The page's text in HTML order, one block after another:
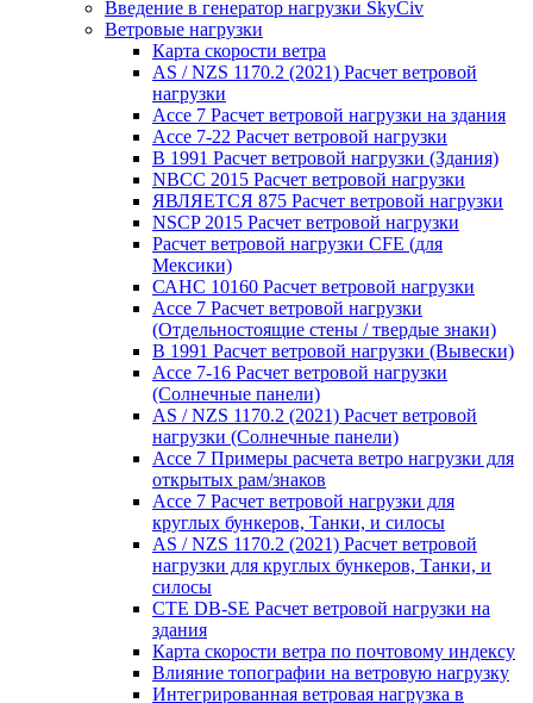
Введение в генератор нагрузки SkyCiv
Ветровые нагрузки
Карта скорости ветра
AS / NZS 1170.2 (2021) Расчет ветровой
нагрузки
Ассе 7 Расчет ветровой нагрузки на здания
Ассе 7-22 Расчет ветровой нагрузки
В 1991 Расчет ветровой нагрузки (Здания)
NBCC 2015 Расчет ветровой нагрузки
ЯВЛЯЕТСЯ 875 Расчет ветровой нагрузки
NSCP 2015 Расчет ветровой нагрузки
Расчет ветровой нагрузки CFE (для
Мексики)
САНС 10160 Расчет ветровой нагрузки
Ассе 7 Расчет ветровой нагрузки
(Отдельностоящие стены / твердые знаки)
В 1991 Расчет ветровой нагрузки (Вывески)
Ассе 7-16 Расчет ветровой нагрузки
(Солнечные панели)
AS / NZS 1170.2 (2021) Расчет ветровой
нагрузки (Солнечные панели)
Ассе 7 Примеры расчета ветро нагрузки для
открытых рам/знаков
Ассе 7 Расчет ветровой нагрузки для
круглых бункеров, Танки, и силосы
AS / NZS 1170.2 (2021) Расчет ветровой
нагрузки для круглых бункеров, Танки, и
силосы
CTE DB-SE Расчет ветровой нагрузки на
здания
Карта скорости ветра по почтовому индексу
Влияние топографии на ветровую нагрузку
Интегрированная ветровая нагрузка в